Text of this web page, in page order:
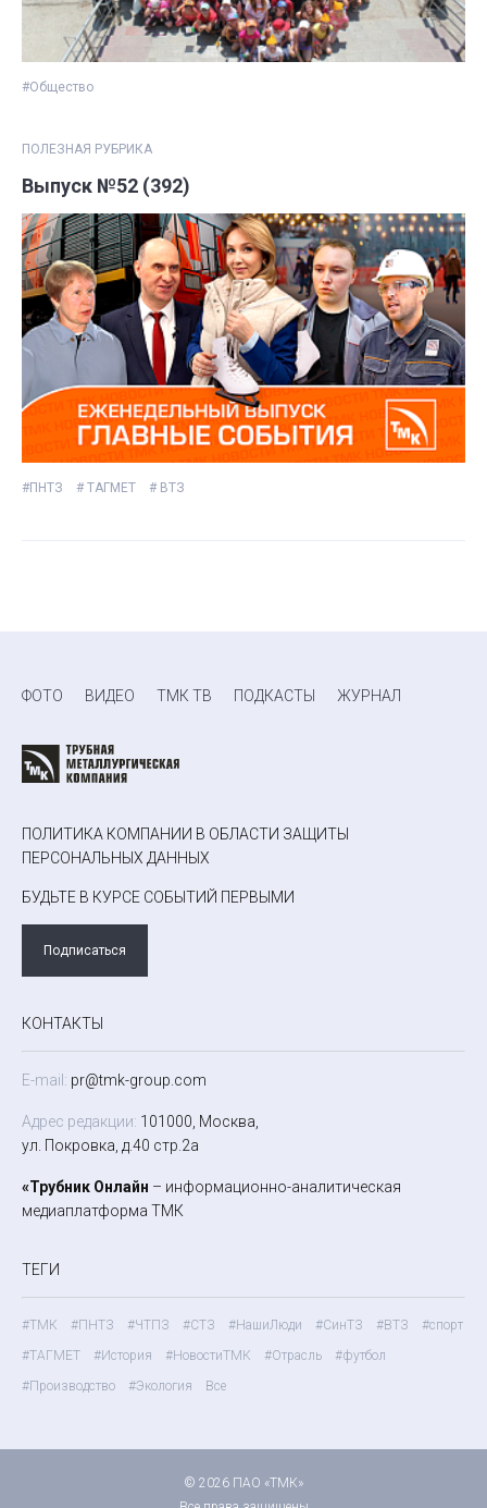
#Общество
ПОЛЕЗНАЯ РУБРИКА
Выпуск №52 (392)
#ПНТЗ # ТАГМЕТ # ВТЗ
ФОТО ВИДЕО ТМК ТВ ПОДКАСТЫ ЖУРНАЛ
ПОЛИТИКА КОМПАНИИ В ОБЛАСТИ ЗАЩИТЫ
ПЕРСОНАЛЬНЫХ ДАННЫХ
БУДЬТЕ В КУРСЕ СОБЫТИЙ ПЕРВЫМИ
Подписаться
КОНТАКТЫ
E-mail: pr@tmk-group.com
Адрес редакции: 101000, Москва,
ул. Покровка, д.40 стр.2а
«Трубник Онлайн – информационно-аналитическая
медиаплатформа ТМК
ТЕГИ
#ТМК #ПНТЗ #ЧТПЗ #СТЗ #НашиЛюди #СинТЗ #ВТЗ
#спорт
#ТАГМЕТ
#История #НовостиТМК #Отрасль
#футбол
#Производство
#Экология Все
© 2026 ПАО «ТМК»